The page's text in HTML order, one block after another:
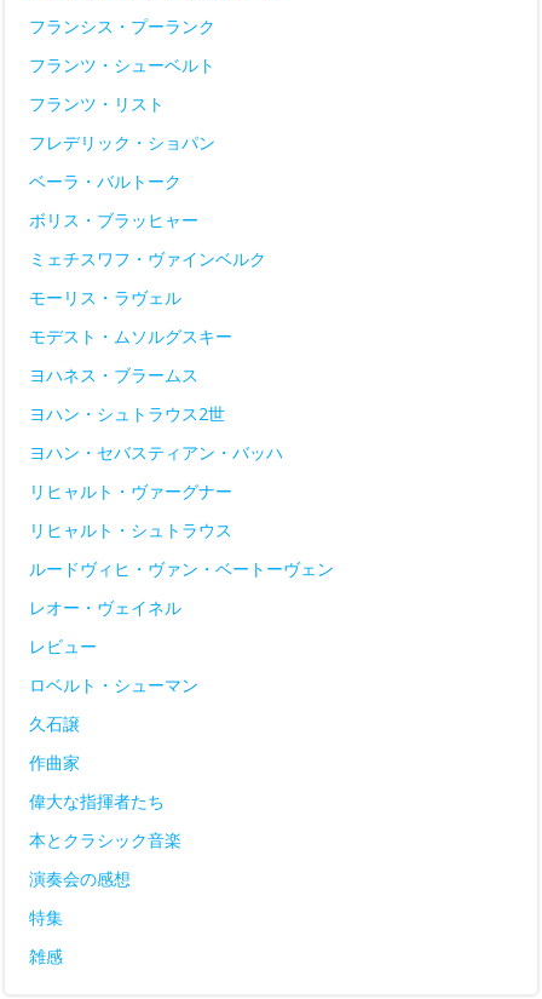
フランシス・プーランク
フランツ・シューベルト
フランツ・リスト
フレデリック・ショパン
ベーラ・バルトーク
ボリス・ブラッヒャー
ミェチスワフ・ヴァインベルク
モーリス・ラヴェル
モデスト・ムソルグスキー
ヨハネス・ブラームス
ヨハン・シュトラウス2世
ヨハン・セバスティアン・バッハ
リヒャルト・ヴァーグナー
リヒャルト・シュトラウス
ルードヴィヒ・ヴァン・ベートーヴェン
レオー・ヴェイネル
レビュー
ロベルト・シューマン
久石譲
作曲家
偉大な指揮者たち
本とクラシック音楽
演奏会の感想
特集
雑感